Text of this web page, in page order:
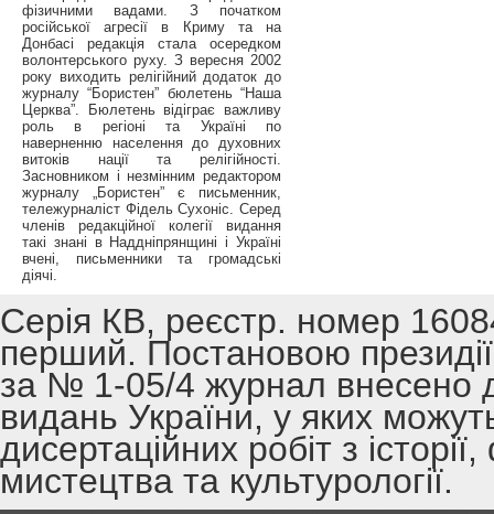
фізичними вадами. З початком
російської агресії в Криму та на
Донбасі редакція стала осередком
волонтерського руху. З вересня 2002
року виходить релігійний додаток до
журналу “Бористен” бюлетень “Наша
Церква”. Бюлетень відіграє важливу
роль в регіоні та Україні по
наверненню населення до духовних
витоків нації та релігійності.
Засновником і незмінним редактором
журналу „Бористен” є письменник,
тележурналіст Фідель Сухоніс. Серед
членів редакційної колегії видання
такі знані в Наддніпрянщині і Україні
вчені, письменники та громадські
діячі.
Серія КВ, реєстр. номер
перший. Постановою
за № 1-05/4 журнал внесено
видань України, у яких
дисертаційних робіт з
мистецтва та культурології.